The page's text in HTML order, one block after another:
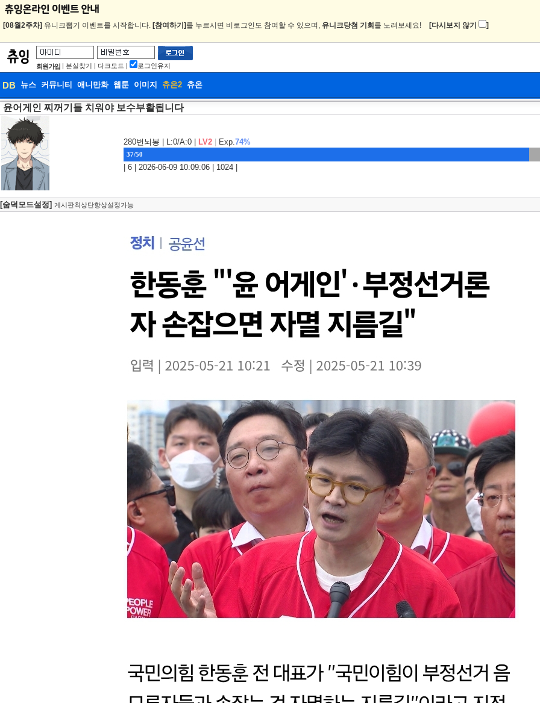
[08월2주차] 유니크뽑기 이벤트를 시작합니다. [참여하기] 를 누르시면 비로그인도 참여할 수 있으며, 유니크당첨 기회 를 노려보세요! [다시보지 않기 ]
회원가입 | 분실찾기 | 다크모드 | 로그인유지
DB 뉴스 커뮤니티 애니만화 웹툰 이미지 츄온2 츄온
DB
윤어게인 찌꺼기들 치워야 보수부활됩니다
280번뇌봉 | L:0/A:0 | LV2 Exp.74%
37/50
| 6 | 2026-06-09 10:09:06 | 1024 |
[숨덕모드설정] 게시판최상단항상설정가능